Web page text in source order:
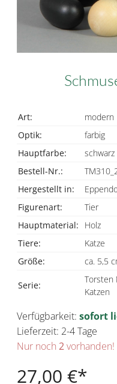
Art:
modern
Optik:
farbig
Hauptfarbe:
schwarz
Bestell-Nr.:
Hergestellt in:
Figurenart:
Tier
Hauptmaterial:
Holz
Tiere:
Katze
Größe:
ca. 5,5
Serie:
Torsten
Katzen
Verfügbarkeit: sofort
Lieferzeit: 2-4 Tage
Nur noch 2vorhanden!
27,00 €